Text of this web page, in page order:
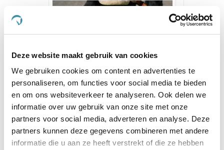
Deze website maakt gebruik van cookies
We gebruiken cookies om content en advertenties te
personaliseren, om functies voor social media te bieden
en om ons websiteverkeer te analyseren. Ook delen we
informatie over uw gebruik van onze site met onze
partners voor social media, adverteren en analyse. Deze
partners kunnen deze gegevens combineren met andere
informatie die u aan ze heeft verstrekt of die ze hebben
Excellent Horse Snuffle Mat
Flower Power
€ 37,70 € 35,82
Sweet